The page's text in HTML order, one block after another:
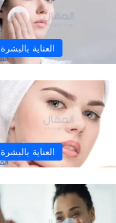
العناية بالبشرة
العناية بالبشرة